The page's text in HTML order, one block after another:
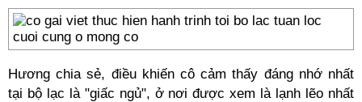
Hương chia sẻ, điều khiến cô cảm thấy đáng nhớ nhất
tại bộ lạc là "giấc ngủ", ở nơi được xem là lạnh lẽo nhất